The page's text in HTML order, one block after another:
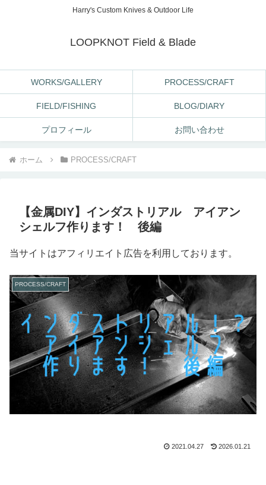
Harry's Custom Knives & Outdoor Life
LOOPKNOT Field & Blade
WORKS/GALLERY PROCESS/CRAFT
FIELD/FISHING BLOG/DIARY
プロフィール お問い合わせ
ホーム PROCESS/CRAFT
【金属DIY】インダストリアル アイアン
シェルフ作ります！ 後編
当サイトはアフィリエイト広告を利用しております。
PROCESS/CRAFT
2021.04.27 2026.01.21